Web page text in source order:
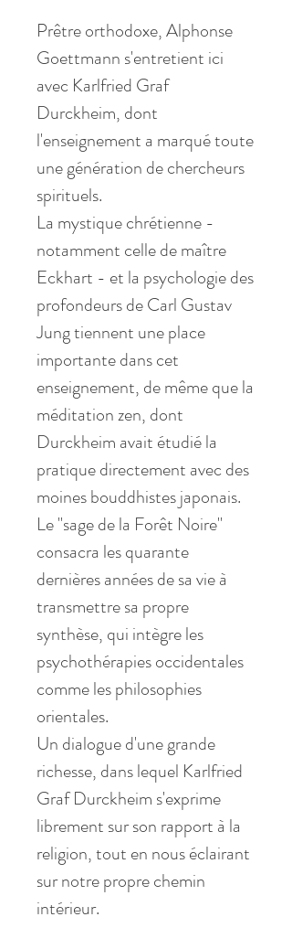
Prêtre orthodoxe, Alphonse
Goettmann s'entretient ici
avec Karlfried Graf
Durckheim, dont
l'enseignement a marqué toute
une génération de chercheurs
spirituels.
La mystique chrétienne -
notamment celle de maître
Eckhart - et la psychologie des
profondeurs de Carl Gustav
Jung tiennent une place
importante dans cet
enseignement, de même que la
méditation zen, dont
Durckheim avait étudié la
pratique directement avec des
moines bouddhistes japonais.
Le "sage de la Forêt Noire"
consacra les quarante
dernières années de sa vie à
transmettre sa propre
synthèse, qui intègre les
psychothérapies occidentales
comme les philosophies
orientales.
Un dialogue d'une grande
richesse, dans lequel Karlfried
Graf Durckheim s'exprime
librement sur son rapport à la
religion, tout en nous éclairant
sur notre propre chemin
intérieur.